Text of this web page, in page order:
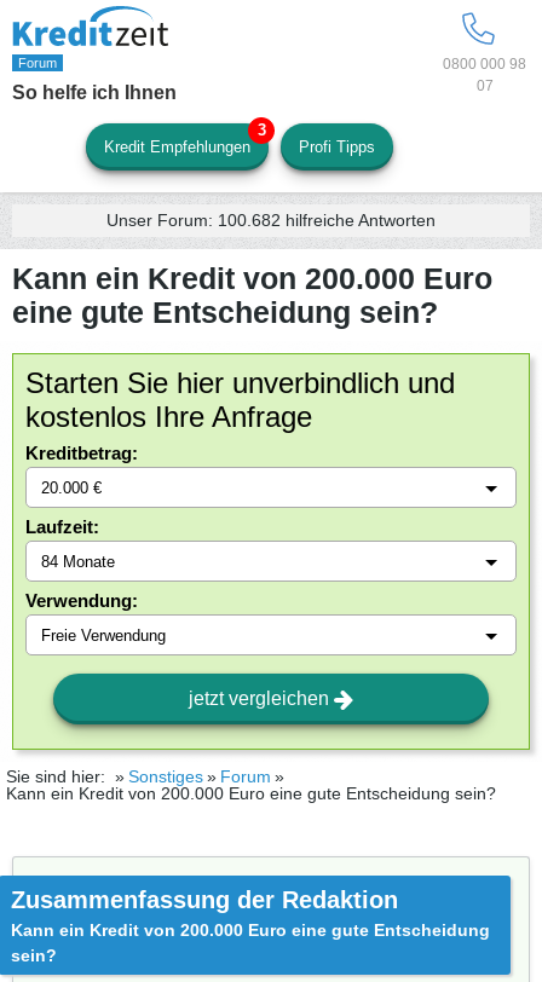
0800 000 98
07
So helfe ich Ihnen
Kredit Empfehlungen Profi Tipps
Unser Forum: 100.682 hilfreiche Antworten
Kann ein Kredit von 200.000 Euro
eine gute Entscheidung sein?
Starten Sie hier unverbindlich und
kostenlos Ihre Anfrage
Kreditbetrag:
Laufzeit:
Verwendung:
jetzt vergleichen
Sie sind hier: Sonstiges
Forum
Kann ein Kredit von 200.000 Euro eine gute Entscheidung sein?
Zusammenfassung der Redaktion
Kann ein Kredit von 200.000 Euro eine gute Entscheidung
sein?